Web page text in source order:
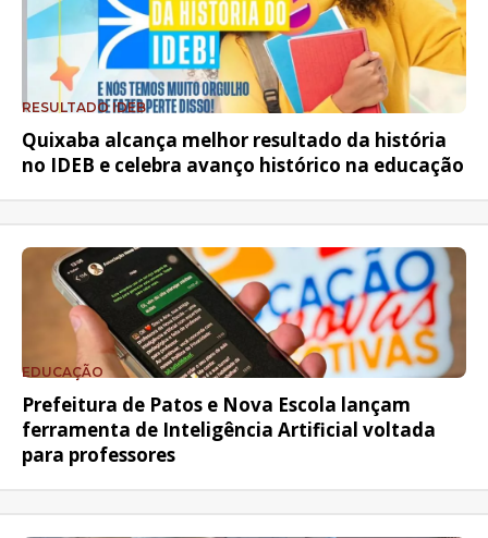
RESULTADO IDEB
Quixaba alcança melhor resultado da história
no IDEB e celebra avanço histórico na educação
EDUCAÇÃO
Prefeitura de Patos e Nova Escola lançam
ferramenta de Inteligência Artificial voltada
para professores